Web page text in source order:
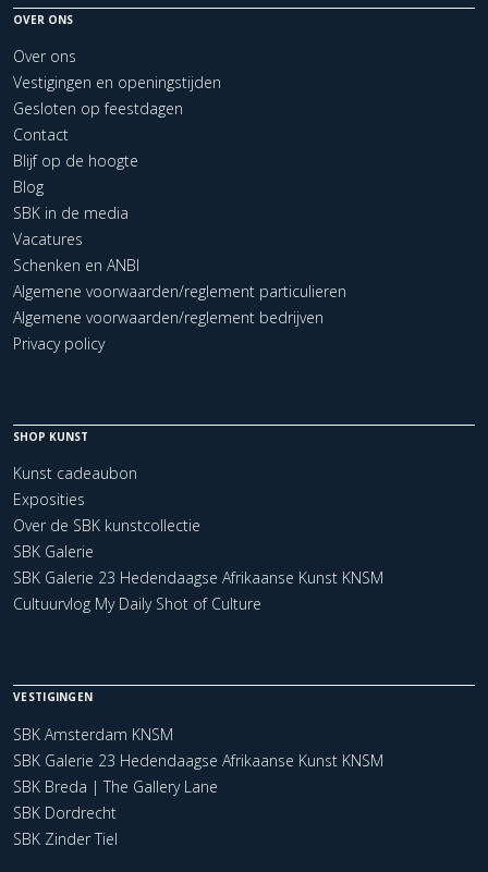
OVER ONS
Over ons
Vestigingen en openingstijden
Gesloten op feestdagen
Contact
Blijf op de hoogte
Blog
SBK in de media
Vacatures
Schenken en ANBI
Algemene voorwaarden/reglement particulieren
Algemene voorwaarden/reglement bedrijven
Privacy policy
SHOP KUNST
Kunst cadeaubon
Exposities
Over de SBK kunstcollectie
SBK Galerie
SBK Galerie 23 Hedendaagse Afrikaanse Kunst KNSM
Cultuurvlog My Daily Shot of Culture
VESTIGINGEN
SBK Amsterdam KNSM
SBK Galerie 23 Hedendaagse Afrikaanse Kunst KNSM
SBK Breda | The Gallery Lane
SBK Dordrecht
SBK Zinder Tiel